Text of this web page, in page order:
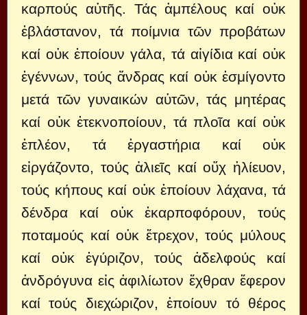
καρπούς αὐτῆς. Τάς ἀμπέλους καί οὐκ
ἐβλάστανον, τά ποίμνια τῶν προβάτων
καί οὐκ ἐποίουν γάλα, τά αἰγίδια καί οὐκ
ἐγέννων, τούς ἄνδρας καί οὐκ ἐσμίγοντο
μετά τῶν γυναικών αὐτῶν, τάς μητέρας
καί οὐκ ἐτεκνοποίουν, τά πλοῖα καί οὐκ
ἐπλέον, τά ἐργαστήρια καί οὐκ
εἰργάζοντο, τούς ἁλιεῖς καί οὔχ ἠλίευον,
τούς κήπους καί οὐκ ἐποίουν λάχανα, τά
δένδρα καί οὐκ ἐκαρποφόρουν, τούς
ποταμούς καί οὐκ ἔτρεχον, τούς μύλους
καί οὐκ ἐγύριζον, τούς ἀδελφούς καί
ἀνδρόγυνα εἰς ἀφιλίωτον ἔχθραν ἔφερον
καί τούς διεχώριζον, ἐποίουν τό θέρος